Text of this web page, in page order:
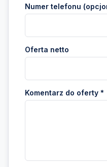
Numer telefonu
Oferta netto
Komentarz do oferty *